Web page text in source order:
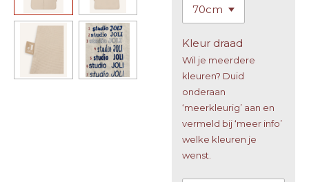
Kleur draad
Wil je meerdere
kleuren? Duid
onderaan
‘meerkleurig’ aan en
vermeld bij ‘meer info’
welke kleuren je
wenst.